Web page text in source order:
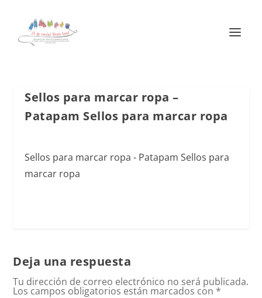
Sellos para marcar ropa –
Patapam Sellos para marcar ropa
Sellos para marcar ropa - Patapam Sellos para
marcar ropa
Deja una respuesta
Tu dirección de correo electrónico no será publicada.
Los campos obligatorios están marcados con *